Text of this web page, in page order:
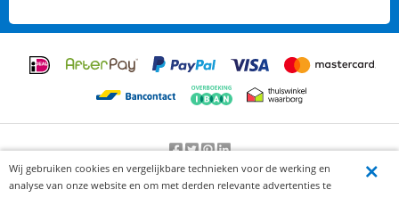
Beoordeling door klanten:9.2/10-25000beoordelingen
Wij gebruiken cookies en vergelijkbare technieken voor de werking en
analyse van onze website en om met derden relevante advertenties te